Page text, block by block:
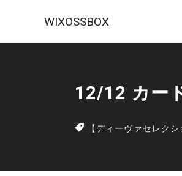
WIXOSSBOX
12/12 カー
【ディーヴァセレク